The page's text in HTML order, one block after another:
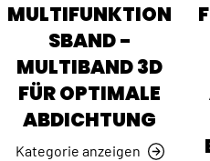
MULTIFUNKTION
SBAND -
MULTIBAND 3D
FÜR OPTIMALE
ABDICHTUNG
Kategorie anzeigen